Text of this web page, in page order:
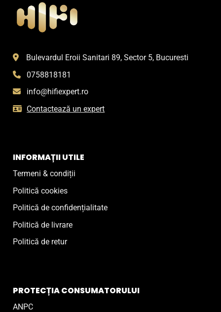
Bulevardul Eroii Sanitari 89, Sector 5, Bucuresti
0758818181
info@hifiexpert.ro
Contactează un expert
INFORMAȚII UTILE
Termeni & condiții
Politică cookies
Politică de confidențialitate
Politică de livrare
Politică de retur
PROTECȚIA CONSUMATORULUI
ANPC